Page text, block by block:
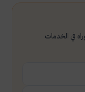
في الخدمات